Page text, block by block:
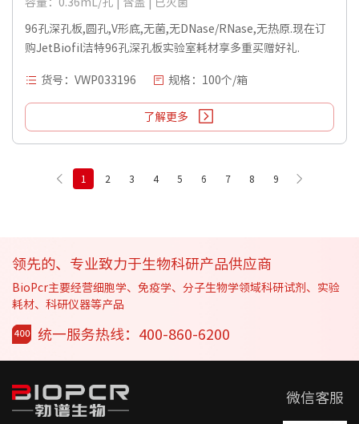
容量：0.36mL/孔 | 含盖 | 已灭菌
96孔深孔板,圆孔,V形底,无菌,无DNase/RNase,无热原.现在订
购JetBiofil洁特96孔深孔板实验室耗材享多重买赠好礼.
货号：VWP033196 规格：100个/箱
了解更多
1 2 3 4 5 6 7 8 9
领先的、专业致力于生物科研产品供应商
BioPcr主要经营细胞学、免疫学、分子生物学领域科研试剂、实验
耗材、科研仪器等产品
统一服务热线：400-860-6200
微信客服